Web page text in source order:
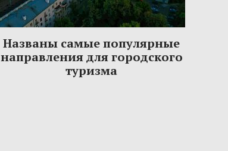
Названы самые популярные
направления для городского
туризма